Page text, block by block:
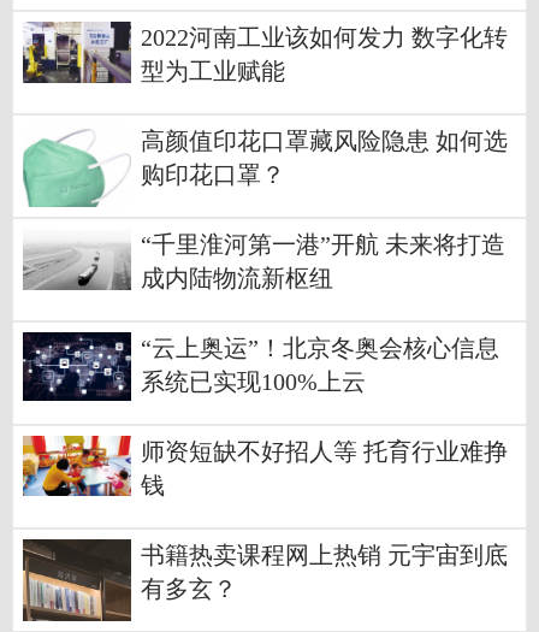
2022河南工业该如何发力 数字化转
型为工业赋能
高颜值印花口罩藏风险隐患 如何选
购印花口罩？
“千里淮河第一港”开航 未来将打造
成内陆物流新枢纽
“云上奥运”！北京冬奥会核心信息
系统已实现100%上云
师资短缺不好招人等 托育行业难挣
钱
书籍热卖课程网上热销 元宇宙到底
有多玄？